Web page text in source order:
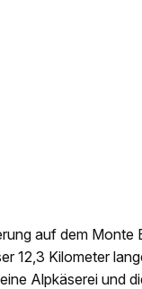
auf dem Monte
12,3 Kilometer
Alpkäserei und